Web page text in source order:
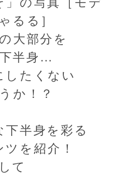
大部分を
半身…
したくない
か！？
半身を彩る
を紹介！
て